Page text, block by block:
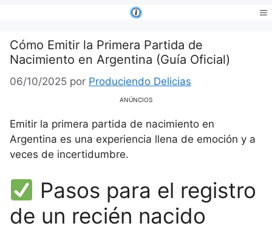
contenido
Cómo Emitir la Primera Partida de
Nacimiento en Argentina (Guía Oficial)
06/10/2025 por Produciendo Delicias
ANÚNCIOS
Emitir la primera partida de nacimiento en
Argentina es una experiencia llena de emoción y a
veces de incertidumbre.
Pasos para el registro
de un recién nacido